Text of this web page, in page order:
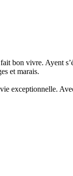
bon vivre. Ayent
et marais.
exceptionnelle.